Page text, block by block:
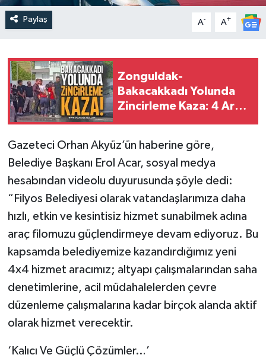
Paylaş A- A+
Zonguldak-
Bakacakkadı Yolunda
Zincirleme Kaza: 4 Araç
Gazeteci Orhan Akyüz’ün haberine göre,
Belediye Başkanı Erol Acar, sosyal medya
hesabından videolu duyurusunda şöyle dedi:
“Filyos Belediyesi olarak vatandaşlarımıza daha
hızlı, etkin ve kesintisiz hizmet sunabilmek adına
araç filomuzu güçlendirmeye devam ediyoruz. Bu
kapsamda belediyemize kazandırdığımız yeni
4x4 hizmet aracımız; altyapı çalışmalarından saha
denetimlerine, acil müdahalelerden çevre
düzenleme çalışmalarına kadar birçok alanda aktif
olarak hizmet verecektir.
‘Kalıcı Ve Güçlü Çözümler…’